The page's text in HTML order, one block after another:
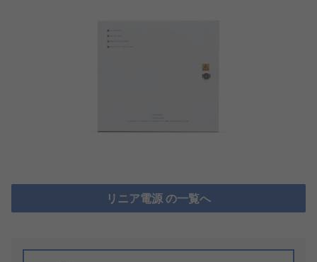
リニア電源 の一覧へ